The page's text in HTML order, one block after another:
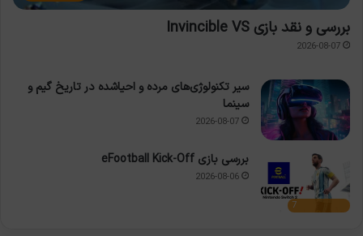
بررسی و نقد بازی Invincible VS
2026-08-07
سیر تکنولوژی‌های مرده و احیاشده در تاریخ گیم و
سینما
2026-08-07
7
بررسی بازی eFootball Kick-Off
2026-08-06